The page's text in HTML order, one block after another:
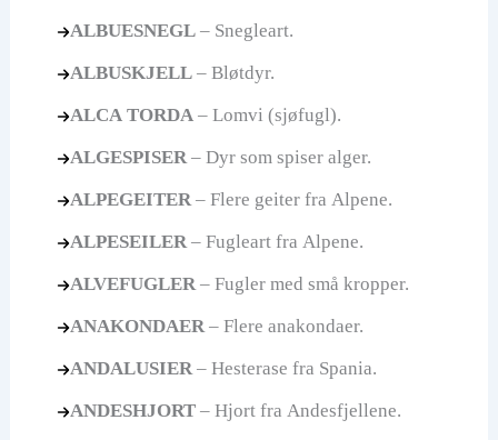
ALBUESNEGL – Snegleart.
ALBUSKJELL – Bløtdyr.
ALCA TORDA – Lomvi (sjøfugl).
ALGESPISER – Dyr som spiser alger.
ALPEGEITER – Flere geiter fra Alpene.
ALPESEILER – Fugleart fra Alpene.
ALVEFUGLER – Fugler med små kropper.
ANAKONDAER – Flere anakondaer.
ANDALUSIER – Hesterase fra Spania.
ANDESHJORT – Hjort fra Andesfjellene.